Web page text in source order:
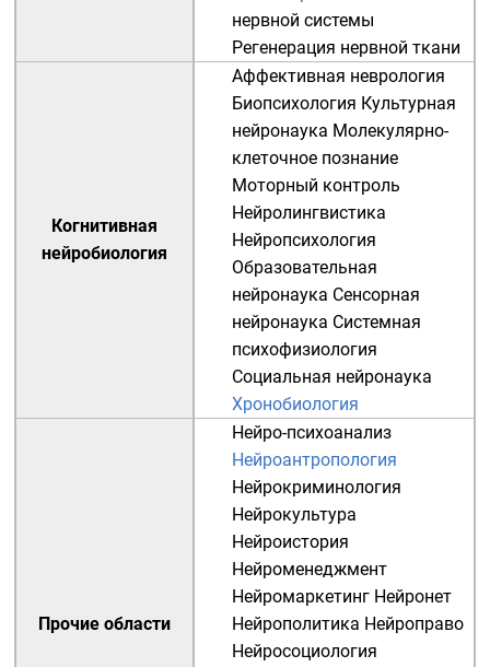
нервной системы
Регенерация нервной ткани
Когнитивная
нейробиология
Аффективная неврология
Биопсихология Культурная
нейронаука Молекулярно-
клеточное познание
Моторный контроль
Нейролингвистика
Нейропсихология
Образовательная
нейронаука Сенсорная
нейронаука Системная
психофизиология
Социальная нейронаука
Хронобиология
Прочие области
Нейро-психоанализ
Нейроантропология
Нейрокриминология
Нейрокультура
Нейроистория
Нейроменеджмент
Нейромаркетинг Нейронет
Нейрополитика Нейроправо
Нейросоциология